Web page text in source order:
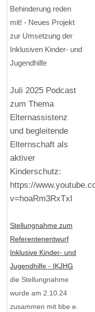
Behinderung reden
mit! - Neues Projekt
zur Umsetzung der
Inklusiven Kinder- und
Jugendhilfe
Juli 2025 Podcast
zum Thema
Elternassistenz
und begleitende
Elternschaft als
aktiver
Kinderschutz:
https://
v=hoaRm3RxTxI
Stellungnahme zum
Referentenentwurf
Inklusive Kinder- und
Jugendhilfe - IKJHG
die Stellungnahme
wurde am 2.10.24
zusammen mit bbe e.